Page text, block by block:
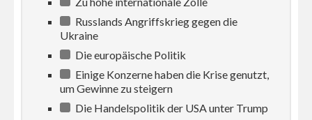
Russlands Angriffskrieg gegen die
Ukraine
Die europäische Politik
Einige Konzerne haben die Krise genutzt,
um Gewinne zu steigern
Die Handelspolitik der USA unter Trump